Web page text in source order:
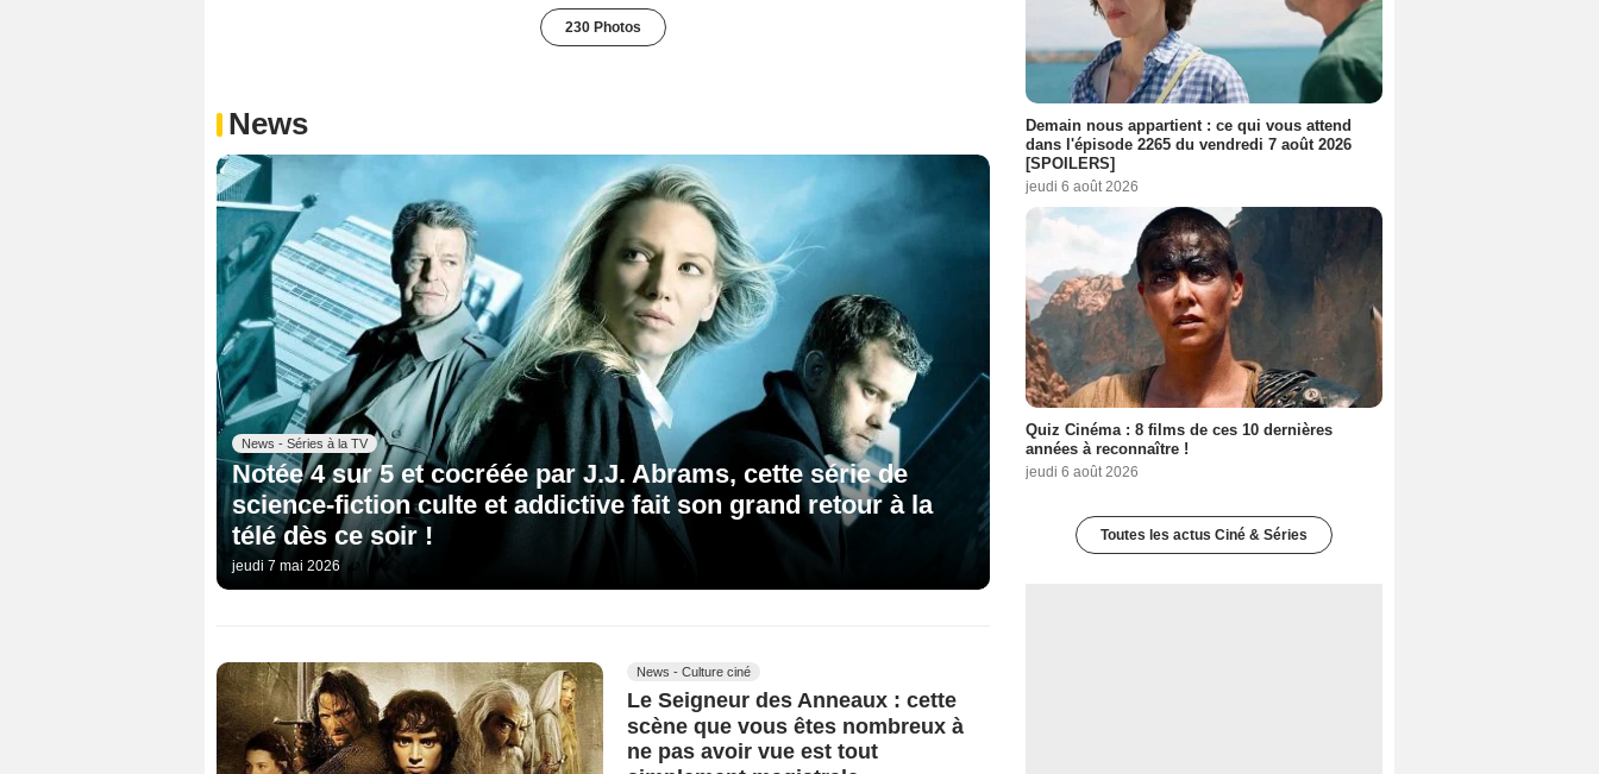
230 Photos
News
News - Séries à la TV
Notée 4 sur 5 et cocréée par J.J. Abrams, cette série de
science-fiction culte et addictive fait son grand retour à la
télé dès ce soir !
jeudi 7 mai 2026
News - Culture ciné
Le Seigneur des Anneaux : cette
scène que vous êtes nombreux à
ne pas avoir vue est tout
Demain nous appartient : ce qui vous attend
dans l'épisode 2265 du vendredi 7 août 2026
[SPOILERS]
jeudi 6 août 2026
Quiz Cinéma : 8 films de ces 10 dernières
années à reconnaître !
jeudi 6 août 2026
Toutes les actus Ciné & Séries